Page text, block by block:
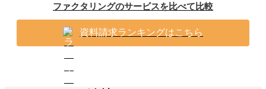
ファクタリングのサービスを比べて比較
資料請求ランキングはこちら